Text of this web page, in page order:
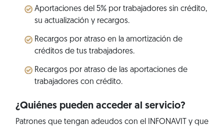
Aportaciones del 5% por trabajadores sin crédito,
su actualización y recargos.
Recargos por atraso en la amortización de
créditos de tus trabajadores.
Recargos por atraso de las aportaciones de
trabajadores con crédito.
¿Quiénes pueden acceder al servicio?
Patrones que tengan adeudos con el INFONAVIT y que